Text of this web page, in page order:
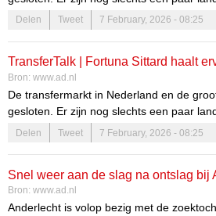
kunnen. Ook zullen er voldoende
transfers in de zomer. Volg het hier!
Delen Tweet 7 February, 2026 - 08:25
TransferTalk | Fortuna Sittard haalt
trainer al na twee duels weg bij
Bron: www.ad.nl
De transfermarkt in Nederland en de
gesloten. Er zijn nog slechts een paar
kunnen. Ook zullen er voldoende
transfers in de zomer. Volg het hier!
Delen Tweet 7 February, 2026 - 08:25
Snel weer aan de slag na ontslag bij
in beeld bij Anderlecht
Bron: www.ad.nl
Anderlecht is volop bezig met de